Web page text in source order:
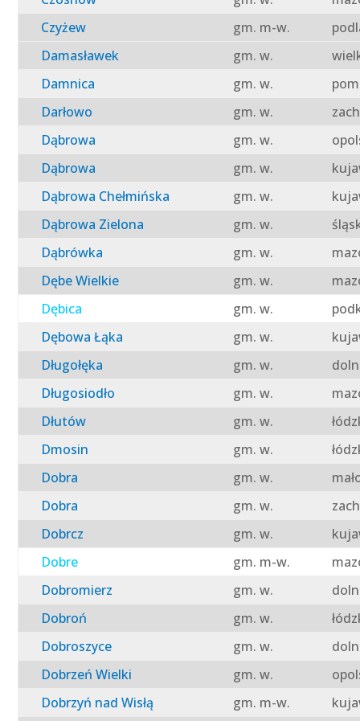
Czyżew
gm. m-w.
Damasławek
gm. w.
Damnica
gm. w.
Darłowo
gm. w.
Dąbrowa
gm. w.
Dąbrowa
gm. w.
Dąbrowa Chełmińska
gm. w.
Dąbrowa Zielona
gm. w.
Dąbrówka
gm. w.
Dębe Wielkie
gm. w.
Dębica
gm. w.
Dębowa Łąka
gm. w.
Długołęka
gm. w.
Długosiodło
gm. w.
Dłutów
gm. w.
Dmosin
gm. w.
Dobra
gm. w.
Dobra
gm. w.
Dobrcz
gm. w.
Dobre
gm. m-w.
Dobromierz
gm. w.
Dobroń
gm. w.
Dobroszyce
gm. w.
Dobrzeń Wielki
gm. w.
Dobrzyń nad Wisłą
gm. m-w.